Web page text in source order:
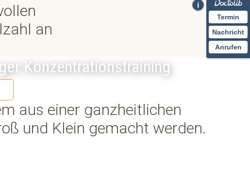
Termin
Nachricht
Anrufen
i
an
Konzentrationstraining
aus einer ganzheitlichen
und Klein gemacht werden.